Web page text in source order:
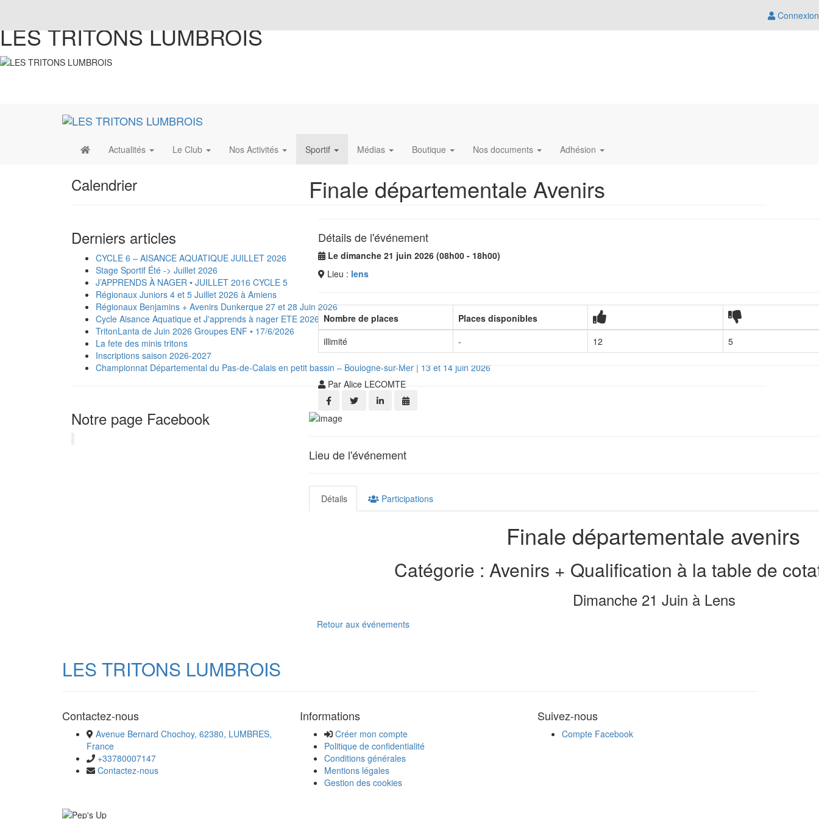
Connexion
LES TRITONS LUMBROIS
Actualités Le Club Nos Activités Sportif Médias Boutique Nos documents Adhésion
Calendrier
Derniers articles
CYCLE 6 – AISANCE AQUATIQUE JUILLET 2026
Stage Sportif Été -> Juillet 2026
J’APPRENDS À NAGER • JUILLET 2016 CYCLE 5
Régionaux Juniors 4 et 5 Juillet 2026 à Amiens
Régionaux Benjamins + Avenirs Dunkerque 27 et 28 Juin 2026
Cycle Aisance Aquatique et J'apprends à nager ETE 2026
TritonLanta de Juin 2026 Groupes ENF • 17/6/2026
La fete des minis tritons
Inscriptions saison 2026-2027
‍️Championnat Départemental du Pas-de-Calais en petit bassin – Boulogne-sur-Mer | 13 et 14 juin 2026
Notre page Facebook
Finale départementale Avenirs
Détails de l'événement
Le dimanche 21 juin 2026 (08h00 - 18h00)
Lieu : lens
Nombre de places
Places disponibles
illimité
- 12 5
Par Alice LECOMTE
Lieu de l'événement
Détails Participations
Finale départementale avenirs
Catégorie : Avenirs + Qualification à la table de
Dimanche 21 Juin à Lens
Retour aux événements
LES TRITONS LUMBROIS
Contactez-nous
Avenue Bernard Chochoy, 62380, LUMBRES,
France
+33780007147
Contactez-nous
Informations
Créer mon compte
Politique de confidentialité
Conditions générales
Mentions légales
Gestion des cookies
Suivez-nous
Compte Facebook